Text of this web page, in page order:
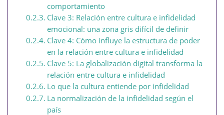
comportamiento
Clave 3: Relación entre cultura e infidelidad
emocional: una zona gris difícil de definir
Clave 4: Cómo influye la estructura de poder
en la relación entre cultura e infidelidad
Clave 5: La globalización digital transforma la
relación entre cultura e infidelidad
Lo que la cultura entiende por infidelidad
La normalización de la infidelidad según el
país